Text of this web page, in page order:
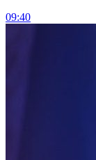
09:40